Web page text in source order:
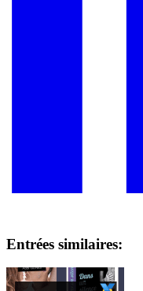
Entrées similaires: